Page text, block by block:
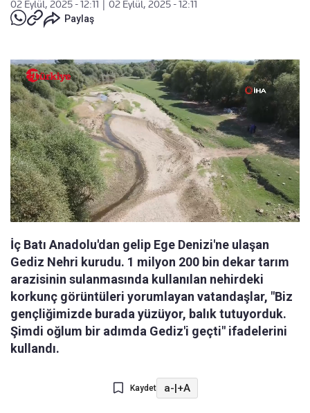
02 Eylül, 2025 - 12:11
02 Eylül, 2025 - 12:11
Paylaş
İç Batı Anadolu'dan gelip Ege Denizi'ne ulaşan
Gediz Nehri kurudu. 1 milyon 200 bin dekar tarım
arazisinin sulanmasında kullanılan nehirdeki
korkunç görüntüleri yorumlayan vatandaşlar, "Biz
gençliğimizde burada yüzüyor, balık tutuyorduk.
Şimdi oğlum bir adımda Gediz'i geçti" ifadelerini
kullandı.
Kaydet a-|+A